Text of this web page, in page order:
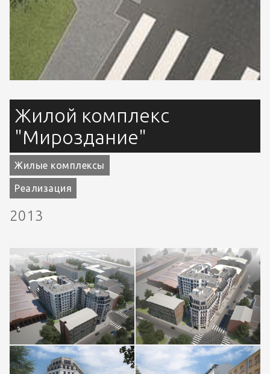
Жилой комплекс
"Мироздание"
Жилые комплексы
Реализация
2013